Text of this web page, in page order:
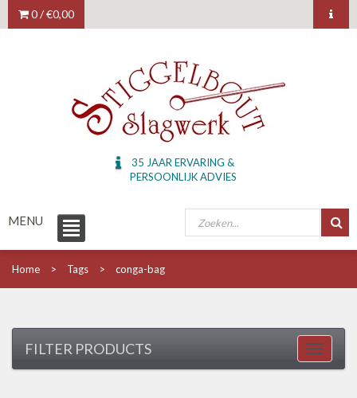
0 /€0,00
35 JAAR ERVARING &
PERSOONLIJK ADVIES
MENU
Home Tags conga-bag
FILTER PRODUCTS